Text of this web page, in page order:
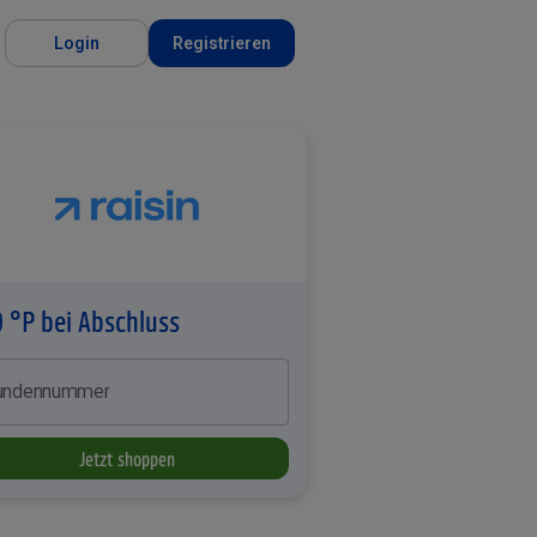
Login Registrieren
°P bei Abschluss
Jetzt shoppen